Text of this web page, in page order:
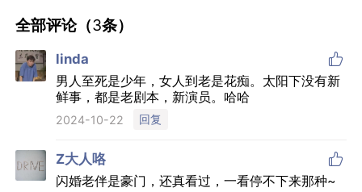
全部评论（3条）
linda 
男人至死是少年，女人到老是花痴。太阳下没有新
鲜事，都是老剧本，新演员。哈哈
2024-10-22 回复
Z大人咯 
闪婚老伴是豪门，还真看过，一看停不下来那种~